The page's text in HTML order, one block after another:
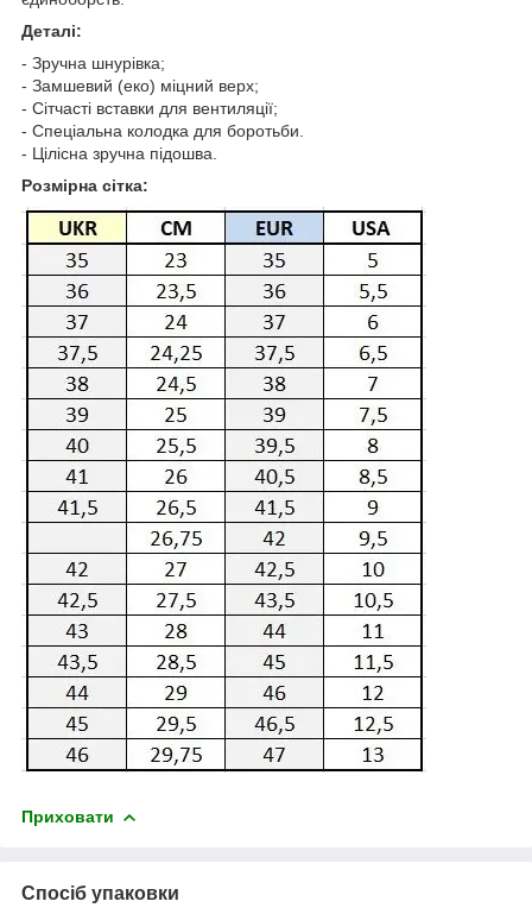
Деталі:
- Зручна шнурівка;
- Замшевий (еко) міцний верх;
- Сітчасті вставки для вентиляції;
- Спеціальна колодка для боротьби.
- Цілісна зручна підошва.
Розмірна сітка:
Приховати
Спосіб упаковки